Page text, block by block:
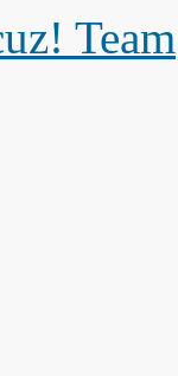
Team